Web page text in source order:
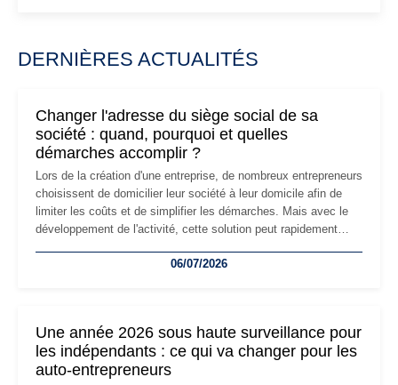
DERNIÈRES ACTUALITÉS
Changer l'adresse du siège social de sa
société : quand, pourquoi et quelles
démarches accomplir ?
Lors de la création d'une entreprise, de nombreux entrepreneurs
choisissent de domicilier leur société à leur domicile afin de
limiter les coûts et de simplifier les démarches. Mais avec le
développement de l'activité, cette solution peut rapidement
professionnels, recrutement, image de marque… Le
06/07/2026
Une année 2026 sous haute surveillance pour
les indépendants : ce qui va changer pour les
auto-entrepreneurs